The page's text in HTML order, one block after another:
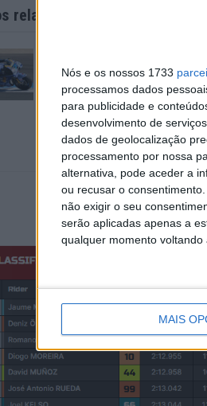
Nós e os nossos 1733
processamos dados
para publicidade e
desenvolvimento de serviços.
dados de geolocalização
processamento por nossa
alternativa, pode aceder a
ou recusar o consentimento.
não exigir o seu
serão aplicadas apenas a
qualquer momento voltando
MAIS
relacionados
supera Bezzecchi por
no FP1 em Silverstone
7 AGOSTO, 2026